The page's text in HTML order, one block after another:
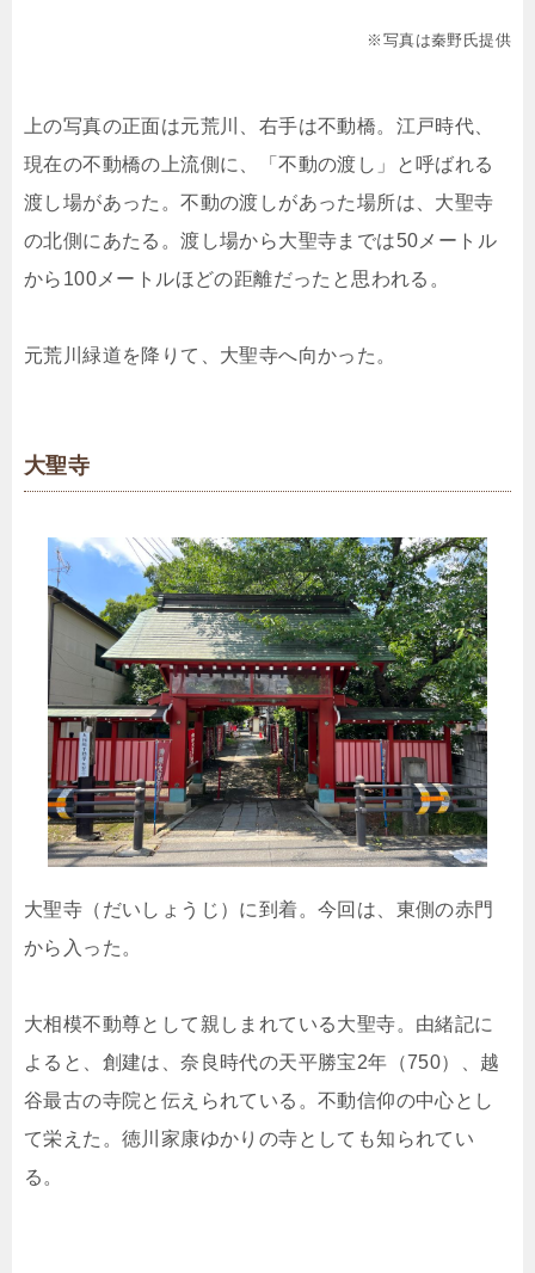
※写真は秦野氏提供
上の写真の正面は元荒川、右手は不動橋。江戸時代、
現在の不動橋の上流側に、「不動の渡し」と呼ばれる
渡し場があった。不動の渡しがあった場所は、大聖寺
の北側にあたる。渡し場から大聖寺までは50メートル
から100メートルほどの距離だったと思われる。
元荒川緑道を降りて、大聖寺へ向かった。
大聖寺
大聖寺（だいしょうじ）に到着。今回は、東側の赤門
から入った。
大相模不動尊として親しまれている大聖寺。由緒記に
よると、創建は、奈良時代の天平勝宝2年（750）、越
谷最古の寺院と伝えられている。不動信仰の中心とし
て栄えた。徳川家康ゆかりの寺としても知られてい
る。